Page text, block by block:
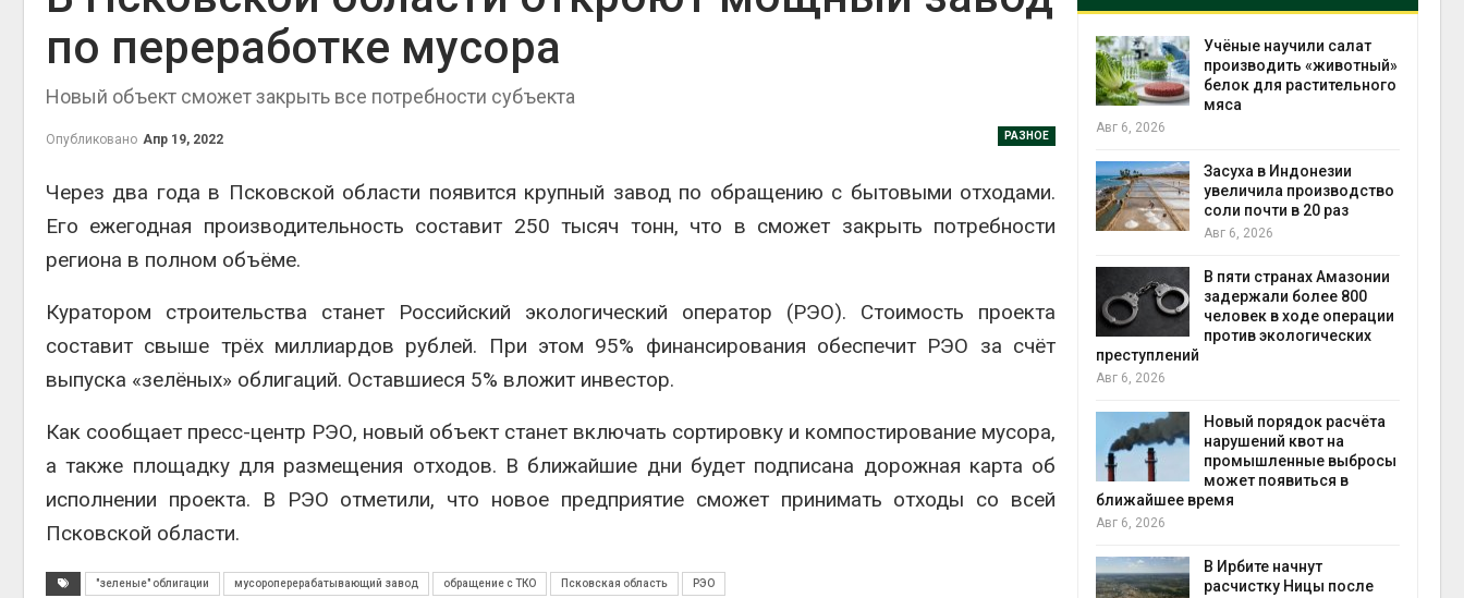
по переработке мусора
Новый объект сможет закрыть все потребности субъекта
РАЗНОЕ
Опубликовано Апр 19, 2022
Через два года в Псковской области появится крупный завод по обращению с бытовыми отходами.
Его ежегодная производительность составит 250 тысяч тонн, что в сможет закрыть потребности
региона в полном объёме.
Куратором строительства станет Российский экологический оператор (РЭО). Стоимость проекта
составит свыше трёх миллиардов рублей. При этом 95% финансирования обеспечит РЭО за счёт
выпуска «зелёных» облигаций. Оставшиеся 5% вложит инвестор.
Как сообщает пресс-центр РЭО, новый объект станет включать сортировку и компостирование мусора,
а также площадку для размещения отходов. В ближайшие дни будет подписана дорожная карта об
исполнении проекта. В РЭО отметили, что новое предприятие сможет принимать отходы со всей
Псковской области.
"зеленые" облигации мусороперерабатывающий завод обращение с ТКО Псковская область РЭО
Изменение климата
меняет ареалы бабочек
Авг 6, 2026
солнечных панелей для
Авг 6, 2026
фестивалем
Авг 5, 2026
В Кении противников
терроризме
Авг 5, 2026
Суд запретил
Авг 5, 2026
установили
вторсырья
получать питьевую воду
из воздуха с помощью
ветра
для контроля мусорных
площадок запустят в
сентябре
Авг 6, 2026
Учёные научили салат
производить «животный»
белок для растительного
мяса
Авг 6, 2026
Засуха в Индонезии
увеличила производство
соли почти в 20 раз
Авг 6, 2026
В пяти странах Амазонии
задержали более 800
человек в ходе операции
против экологических
преступлений
Авг 6, 2026
Новый порядок расчёта
нарушений квот на
промышленные выбросы
может появиться в
ближайшее время
Авг 6, 2026
В Ирбите начнут
расчистку Ницы после